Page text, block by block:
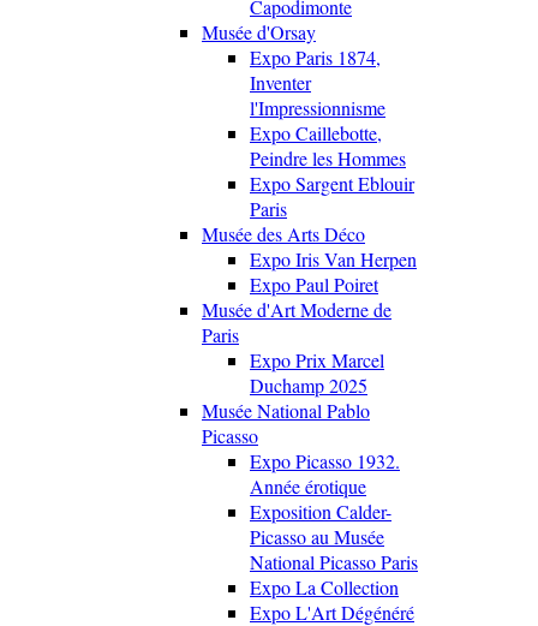
Capodimonte
Musée d'Orsay
Expo Paris 1874,
Inventer
l'Impressionnisme
Expo Caillebotte,
Peindre les Hommes
Expo Sargent Eblouir
Paris
Musée des Arts Déco
Expo Iris Van Herpen
Expo Paul Poiret
Musée d'Art Moderne de
Paris
Expo Prix Marcel
Duchamp 2025
Musée National Pablo
Picasso
Expo Picasso 1932.
Année érotique
Exposition Calder-
Picasso au Musée
National Picasso Paris
Expo La Collection
Expo L'Art Dégénéré